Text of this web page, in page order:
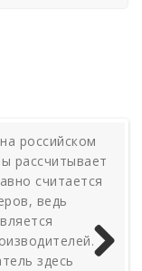
российском
рассчитывает
считается
ведь
здесь